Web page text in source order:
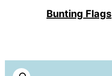
Bunting Flags